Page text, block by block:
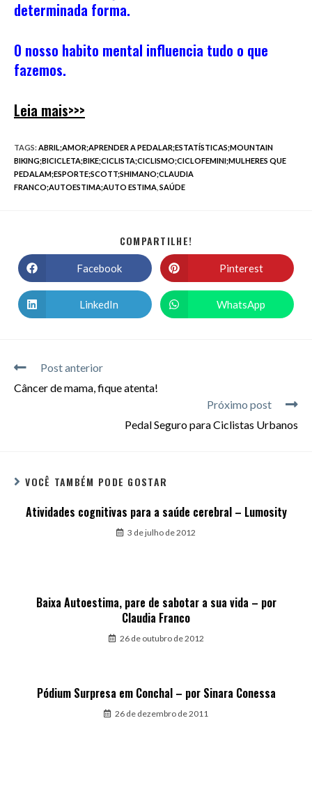
determinada forma.
O nosso habito mental influencia tudo o que
fazemos.
Leia mais>>>
TAGS:ABRIL;AMOR;APRENDER A PEDALAR;ESTATÍSTICAS;MOUNTAIN
BIKING;BICICLETA;BIKE;CICLISTA;CICLISMO;CICLOFEMINI;MULHERES QUE
PEDALAM;ESPORTE;SCOTT;SHIMANO;CLAUDIA
FRANCO;AUTOESTIMA;AUTO ESTIMA SAÚDE
COMPARTILHE!
Facebook Pinterest
LinkedIn WhatsApp
Post anterior
Câncer de mama, fique atenta!
Próximo post
Pedal Seguro para Ciclistas Urbanos
VOCÊ TAMBÉM PODE GOSTAR
Atividades cognitivas para a saúde cerebral – Lumosity
3 de julho de 2012
Baixa Autoestima, pare de sabotar a sua vida – por
Claudia Franco
26 de outubro de 2012
Pódium Surpresa em Conchal – por Sinara Conessa
26 de dezembro de 2011